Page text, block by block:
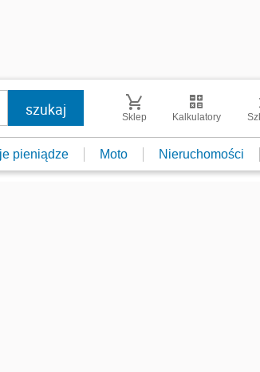
Sklep Kalkulatory
pieniądze Moto Nieruchomości